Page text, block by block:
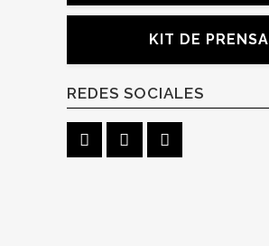
KIT DE PRENSA
REDES SOCIALES